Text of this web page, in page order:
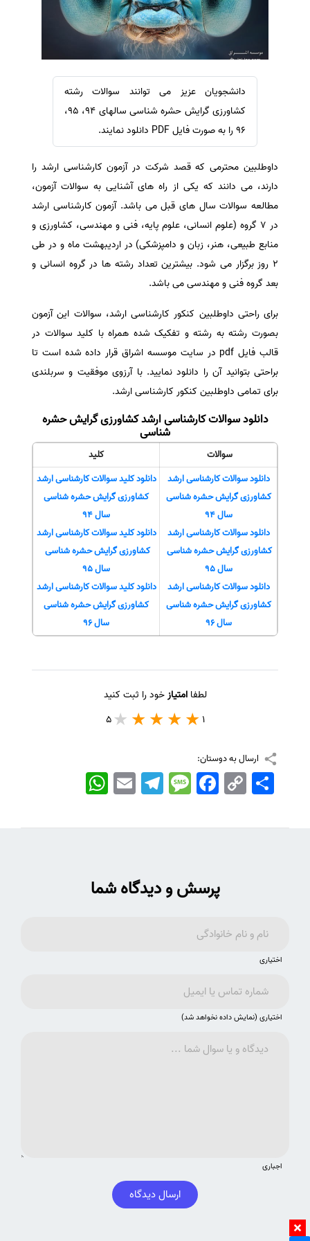
ترجمه عربی به فارسی
مشاهده همه زبان ها
سفارش ویرایش
سفارش پارافریز
سفارش فرمت‌بندی
سفارش کاهش کمیت
سفارش معرفی مجله
سفارش معرفی مقاله
سفارش معرفی کتاب
سفارش چکیده مبسوط
سفارش ترجمه مولتی‌مدیا
سفارش گویندگی
سفارش تولید محتوا
سفارش ترجمه همزمان
سفارش چکیده گرافیکی
سفارش تهیه کاورلتر
سفارش انگیزه‌نامه‌SOP
دانشجویان عزیز می توانند سوالات رشته
کشاورزی گرایش حشره شناسی سالهای 94، 95،
96 را به صورت فایل PDF دانلود نمایند.
داوطلبین محترمی که قصد شرکت در آزمون کارشناسی ارشد را
دارند، می دانند که یکی از راه های آشنایی به سوالات آزمون،
مطالعه سوالات سال های قبل می باشد. آزمون کارشناسی ارشد
در 7 گروه (علوم انسانی، علوم پایه، فنی و مهندسی، کشاورزی و
منابع طبیعی، هنر، زبان و دامپزشکی) در اردیبهشت ماه و در طی
2 روز برگزار می شود. بیشترین تعداد رشته ها در گروه انسانی و
بعد گروه فنی و مهندسی می باشد.
برای راحتی داوطلبین کنکور کارشناسی ارشد، سوالات این آزمون
بصورت رشته به رشته و تفکیک شده همراه با کلید سوالات در
قالب فایل pdf در سایت موسسه اشراق قرار داده شده است تا
براحتی بتوانید آن را دانلود نمایید. با آرزوی موفقیت و سربلندی
برای تمامی داوطلبین کنکور کارشناسی ارشد.
دانلود سوالات کارشناسی ارشد کشاورزی گرایش حشره
شناسی
سوالات
کلید
دانلود سوالات کارشناسی ارشد
کشاورزی گرایش حشره شناسی
سال 94
دانلود سوالات کارشناسی ارشد
کشاورزی گرایش حشره شناسی
سال 95
دانلود سوالات کارشناسی ارشد
کشاورزی گرایش حشره شناسی
سال 96
دانلود کلید سوالات کارشناسی ارشد
کشاورزی گرایش حشره شناسی
سال 94
دانلود کلید سوالات کارشناسی ارشد
کشاورزی گرایش حشره شناسی
سال 95
دانلود کلید سوالات کارشناسی ارشد
کشاورزی گرایش حشره شناسی
سال 96
لطفاامتیازخود را ثبت کنید
1
5
ارسال به دوستان:
WhatsApp EmailTelegramMessageFacebook Copy
Link
اشتراک
پرسش و دیدگاه شما
اختیاری
اختیاری (نمایش داده نخواهد شد)
اجباری
ارسال دیدگاه